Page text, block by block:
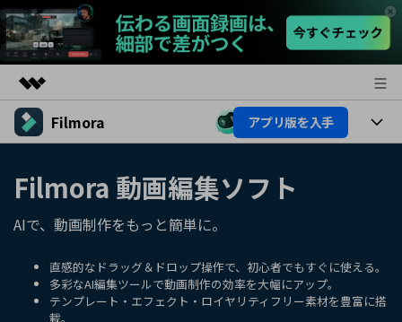
製品
ユーティリティ
概要
ソリューション
サポート
Filmora アプリ版を入手
AI機能
AIヒント
活用法
Filmoraのユーザー層
動画編集関連知識
Filmora 動画編集ソフト
AIで、動画制作をもっと簡単に。
直感的なドラッグ＆ドロップ操作で、初心者でもすぐに使える。
多彩なAI編集ツールで動画制作の効率を大幅にアップ。
テンプレート・エフェクト・ロイヤリティフリー素材を豊富に搭
載。